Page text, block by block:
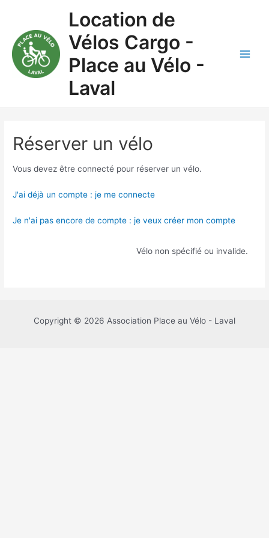
contenu
Location de
Vélos Cargo -
Place au Vélo -
Laval
Réserver un vélo
Vous devez être connecté pour réserver un vélo.
J'ai déjà un compte : je me connecte
Je n'ai pas encore de compte : je veux créer mon compte
Vélo non spécifié ou invalide.
Copyright © 2026 Association Place au Vélo - Laval